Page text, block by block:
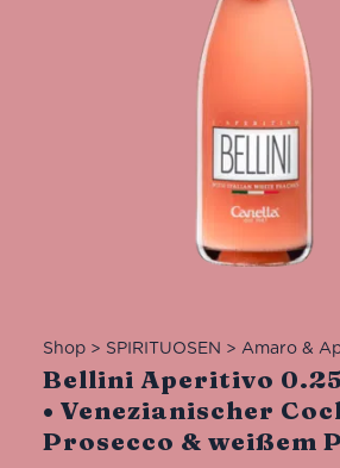
Shop> SPIRITUOSEN > Amaro &
Bellini Aperitivo
• Venezianischer
Prosecco & weißem